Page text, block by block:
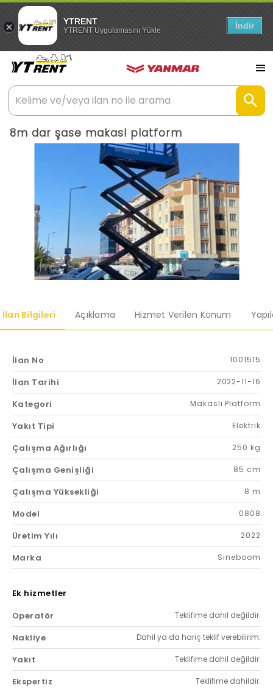
YTRENT
YTRENT Uygulamasını Yükle İndir
8m dar şase makasl platform
İlan Bilgileri Açıklama Hizmet Verilen Konum
İlan No 1001515
İlan Tarihi 2022-11-16
Kategori Makaslı Platform
Yakıt Tipi Elektrik
Çalışma Ağırlığı 250 kg
Çalışma Genişliği 85 cm
Çalışma Yüksekliği 8 m
Model 0808
Üretim Yılı 2022
Marka Sineboom
Ek hizmetler
Operatör
Teklifime dahil değildir.
Nakliye Dahil ya da hariç teklif verebilirim.
Yakıt Teklifime dahil değildir.
Ekspertiz Teklifime dahildir.